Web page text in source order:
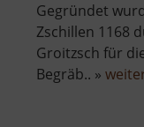
Gegründet
Zschillen 1168
Groitzsch für
Begräb.. »